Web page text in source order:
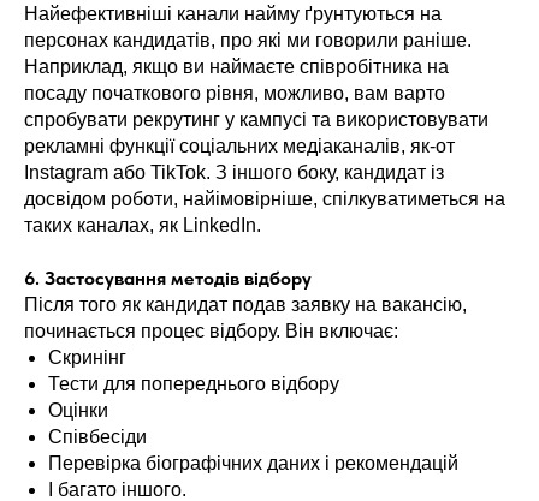
Найефективніші канали найму ґрунтуються на
персонах кандидатів, про які ми говорили раніше.
Наприклад, якщо ви наймаєте співробітника на
посаду початкового рівня, можливо, вам варто
спробувати рекрутинг у кампусі та використовувати
рекламні функції соціальних медіаканалів, як-от
Instagram або TikTok. З іншого боку, кандидат із
досвідом роботи, найімовірніше, спілкуватиметься на
таких каналах, як LinkedIn.
6. Застосування методів відбору
Після того як кандидат подав заявку на вакансію,
починається процес відбору. Він включає:
Скринінг
Тести для попереднього відбору
Оцінки
Співбесіди
Перевірка біографічних даних і рекомендацій
І багато іншого.